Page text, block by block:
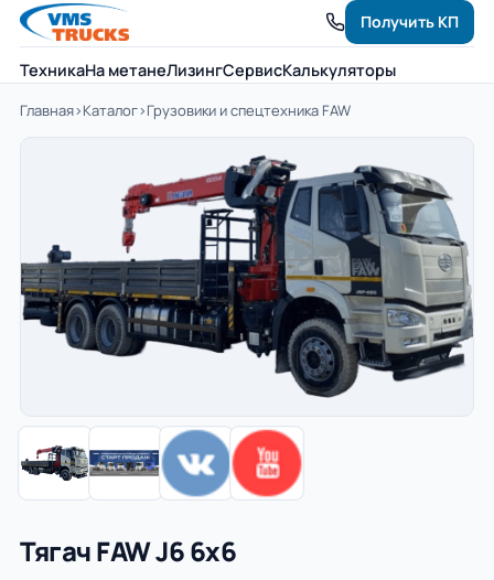
ТехникаНа метанеЛизингСервисКалькуляторы
Получить КП
Главная›Каталог›Грузовики и спецтехника FAW
Тягач FAW J6 6х6